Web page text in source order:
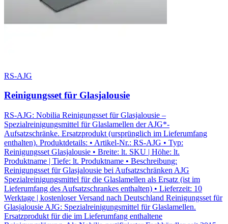
RS-AJG
Reinigungsset für Glasjalousie
RS-AJG: Nobilia Reinigungsset für Glasjalousie –
Spezialreinigungsmittel für Glaslamellen der AJG*-
Aufsatzschränke. Ersatzprodukt (ursprünglich im Lieferumfang
enthalten). Produktdetails: • Artikel-Nr.: RS-AJG • Typ:
Reinigungsset Glasjalousie • Breite: lt. SKU | Höhe: lt.
Produktname | Tiefe: lt. Produktname • Beschreibung:
Reinigungsset für Glasjalousie bei Aufsatzschränken AJG
Spezialreinigungsmittel für die Glaslamellen als Ersatz (ist im
Lieferumfang des Aufsatzschrankes enthalten) • Lieferzeit: 10
Werktage | kostenloser Versand nach Deutschland Reinigungsset für
Glasjalousie AJG: Spezialreinigungsmittel für Glaslamellen.
Ersatzprodukt für die im Lieferumfang enthaltene